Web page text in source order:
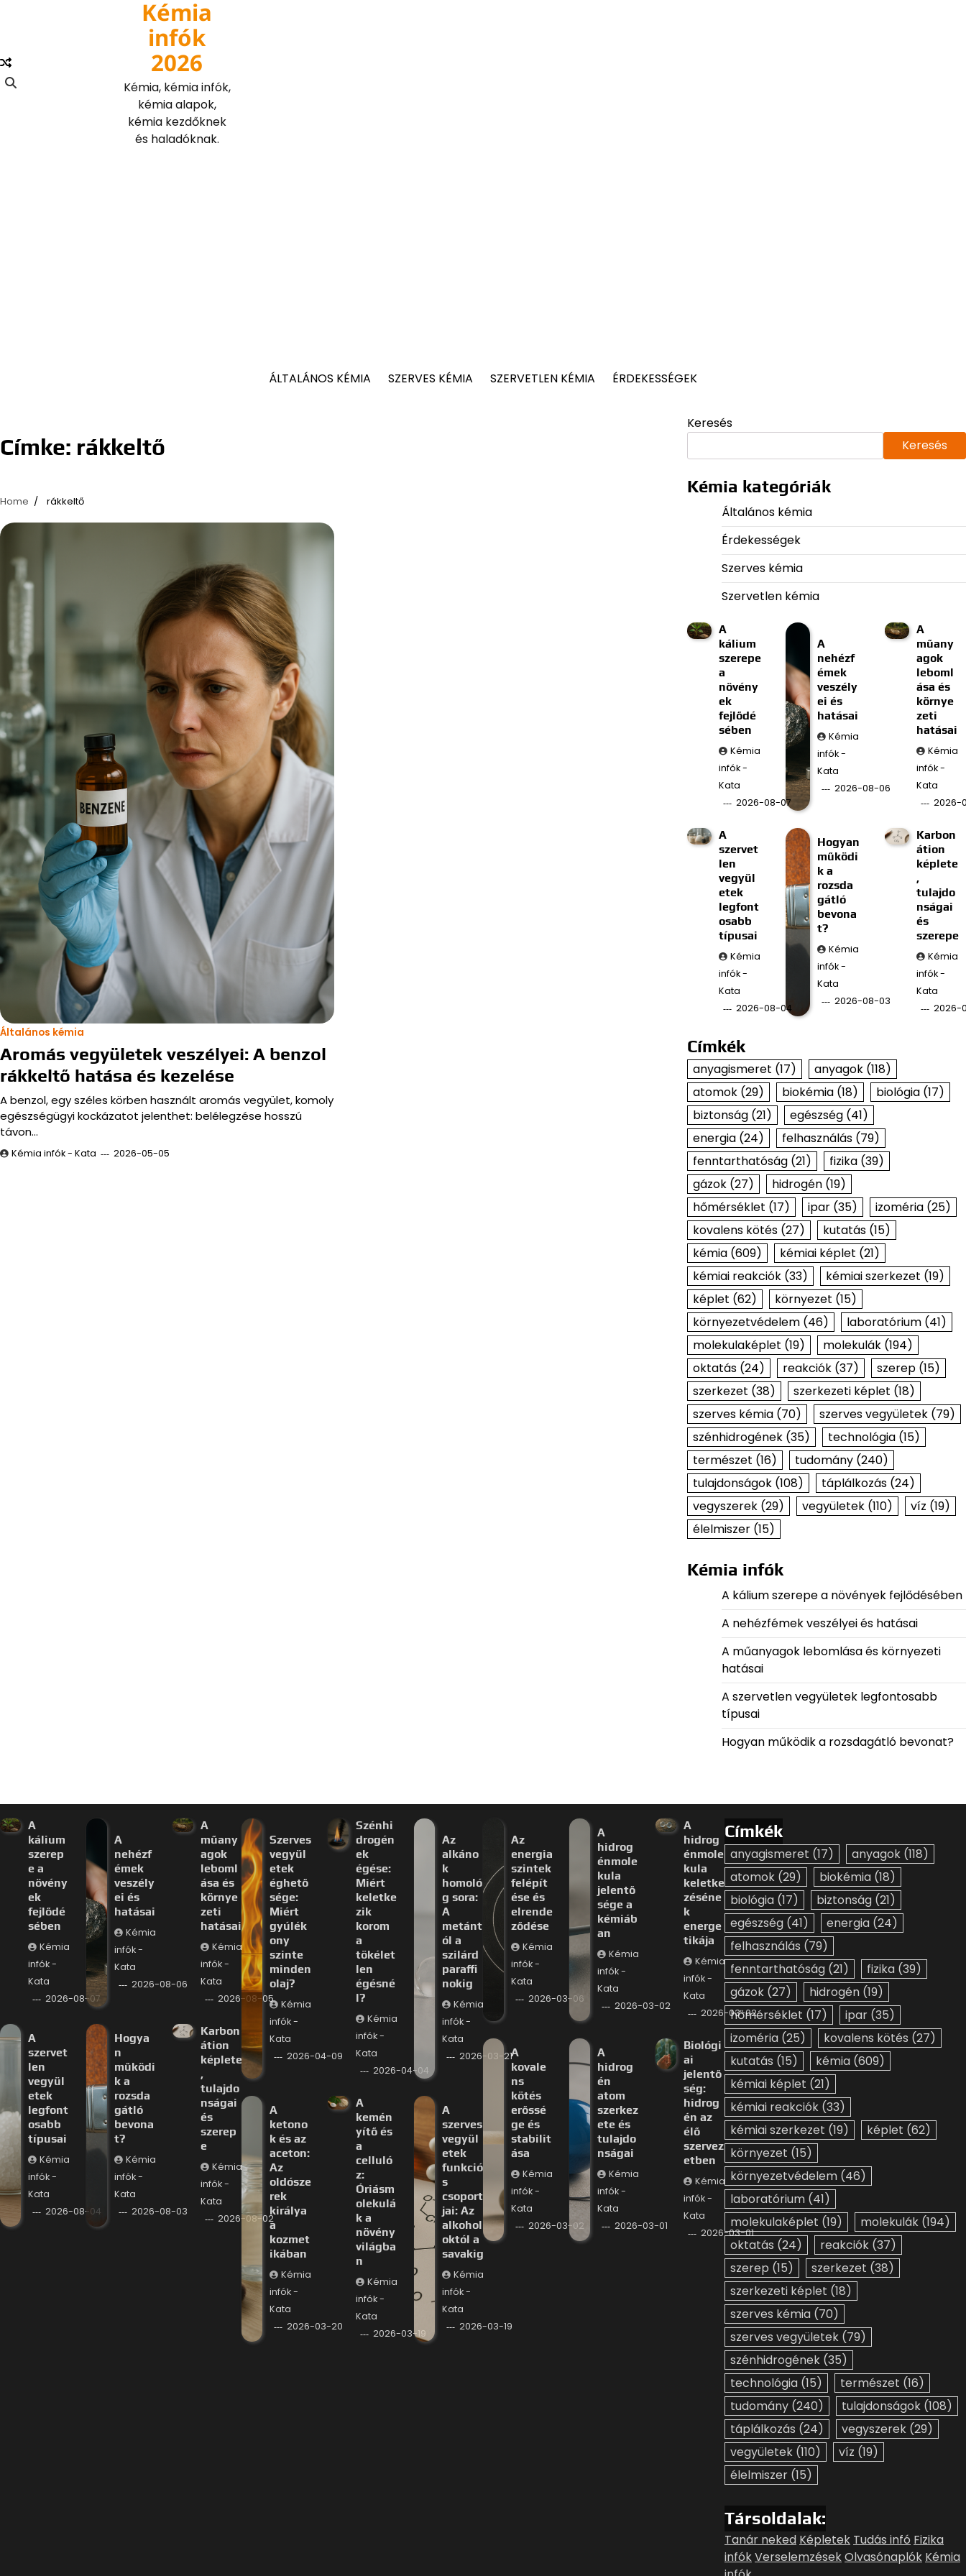
Kémia
infók
2026
Kémia, kémia infók,
kémia alapok,
kémia kezdőknek
és haladóknak.
ÁLTALÁNOS KÉMIA SZERVES KÉMIA SZERVETLEN KÉMIA ÉRDEKESSÉGEK
Címke: rákkeltő
Home rákkeltő
Általános kémia
Aromás vegyületek veszélyei: A benzol
rákkeltő hatása és kezelése
A benzol, egy széles körben használt aromás vegyület, komoly
egészségügyi kockázatot jelenthet: belélegzése hosszú
távon…
Kémia infók - Kata 2026-05-05
Keresés
Keresés
Kémia kategóriák
Általános kémia
Érdekességek
Szerves kémia
Szervetlen kémia
A
kálium
szerepe
a
növény
ek
fejlődé
sében
Kémia
infók -
Kata
2026-08-07
A
nehézf
émek
veszély
ei és
hatásai
Kémia
infók -
Kata
2026-08-06
A
műany
agok
leboml
ása és
környe
zeti
hatásai
Kémia
infók -
Kata
2026-
A
szervet
len
vegyül
etek
legfont
osabb
típusai
Kémia
infók -
Kata
2026-08-04
Hogyan
működi
k a
rozsda
gátló
bevona
t?
Kémia
infók -
Kata
2026-08-03
Karbon
átion
képlete
,
tulajdo
nságai
és
szerepe
Kémia
infók -
Kata
2026-
Címkék
anyagismeret (17) anyagok(118)
atomok(29) biokémia(18) biológia(17)
biztonság(21) egészség(41)
energia(24) felhasználás(79)
fenntarthatóság(21) fizika(39)
gázok(27) hidrogén(19)
hőmérséklet (17) ipar(35) izoméria(25)
kovalens kötés(27) kutatás(15)
kémia(609) kémiai képlet (21)
kémiai reakciók(33) kémiai szerkezet (19)
képlet (62) környezet (15)
környezetvédelem(46) laboratórium(41)
molekulaképlet (19) molekulák(194)
oktatás(24) reakciók(37) szerep(15)
szerkezet (38) szerkezeti képlet (18)
szerves kémia(70) szerves vegyületek(79)
szénhidrogének(35) technológia(15)
természet (16) tudomány(240)
tulajdonságok(108) táplálkozás(24)
vegyszerek(29) vegyületek(110) víz (19)
élelmiszer(15)
Kémia infók
A kálium szerepe a növények fejlődésében
A nehézfémek veszélyei és hatásai
A műanyagok lebomlása és környezeti
hatásai
A szervetlen vegyületek legfontosabb
típusai
Hogyan működik a rozsdagátló bevonat?
A
kálium
szerep
e a
növény
ek
fejlődé
sében
Kémia
infók -
Kata
2026-08-07
A
nehézf
émek
veszély
ei és
hatásai
Kémia
infók -
Kata
2026-08-06
A
műany
agok
leboml
ása és
környe
zeti
hatásai
Kémia
infók -
Kata
2026-08-05
A
szervet
len
vegyül
etek
legfont
osabb
típusai
Kémia
infók -
Kata
2026-08-04
Hogya
n
működi
k a
rozsda
gátló
bevona
t?
Kémia
infók -
Kata
2026-08-03
Karbon
átion
képlete
,
tulajdo
nságai
és
szerep
e
Kémia
infók -
Kata
2026-08-02
Szerves
vegyül
etek
éghető
sége:
Miért
gyúlék
ony
szinte
minden
olaj?
Kémia
infók -
Kata
2026-04-09
Szénhi
drogén
ek
égése:
Miért
keletke
zik
korom
a
tökélet
len
égésné
l?
Kémia
infók -
Kata
2026-04-04
Az
alkáno
k
homoló
g sora:
A
metánt
ól a
szilárd
paraffi
nokig
Kémia
infók -
Kata
2026-03-21
A
ketono
k és az
aceton:
Az
oldósze
rek
királya
a
kozmet
ikában
Kémia
infók -
Kata
2026-03-20
A
kemén
yítő és
a
celluló
z:
Óriásm
olekulá
k a
növény
világba
n
Kémia
infók -
Kata
2026-03-19
A
szerves
vegyül
etek
funkció
s
csoport
jai: Az
alkohol
októl a
savakig
Kémia
infók -
Kata
2026-03-19
Az
energia
szintek
felépít
ése és
elrende
ződése
Kémia
infók -
Kata
2026-03-06
A
hidrog
énmole
kula
jelentő
sége a
kémiáb
an
Kémia
infók -
Kata
2026-03-02
A
hidrog
énmole
kula
keletke
zéséne
k
energe
tikája
Kémia
infók -
Kata
2026-03-02
A
kovale
ns
kötés
erőssé
ge és
stabilit
ása
Kémia
infók -
Kata
2026-03-02
A
hidrog
én
atom
szerkez
ete és
tulajdo
nságai
Kémia
infók -
Kata
2026-03-01
Biológi
ai
jelentő
ség:
hidrog
én az
élő
szervez
etben
Kémia
infók -
Kata
2026-03-01
Címkék
anyagismeret (17) anyagok (118)
atomok (29) biokémia (18)
biológia (17) biztonság (21)
egészség (41) energia (24)
felhasználás (79)
fenntarthatóság (21) fizika (39)
gázok (27) hidrogén (19)
hőmérséklet (17) ipar (35)
izoméria (25) kovalens kötés (27)
kutatás (15) kémia (609)
kémiai képlet (21)
kémiai reakciók (33)
kémiai szerkezet (19) képlet (62)
környezet (15)
környezetvédelem (46)
laboratórium (41)
molekulaképlet (19) molekulák (194)
oktatás (24) reakciók (37)
szerep (15) szerkezet (38)
szerkezeti képlet (18)
szerves kémia (70)
szerves vegyületek (79)
szénhidrogének (35)
technológia (15) természet (16)
tudomány (240) tulajdonságok (108)
táplálkozás (24) vegyszerek (29)
vegyületek (110) víz (19)
élelmiszer (15)
Társoldalak:
Tanár neked Képletek Tudás infó Fizika
infókVerselemzésekOlvasónaplók Kémia